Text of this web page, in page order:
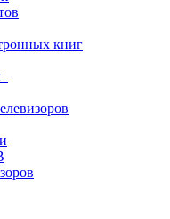
книг